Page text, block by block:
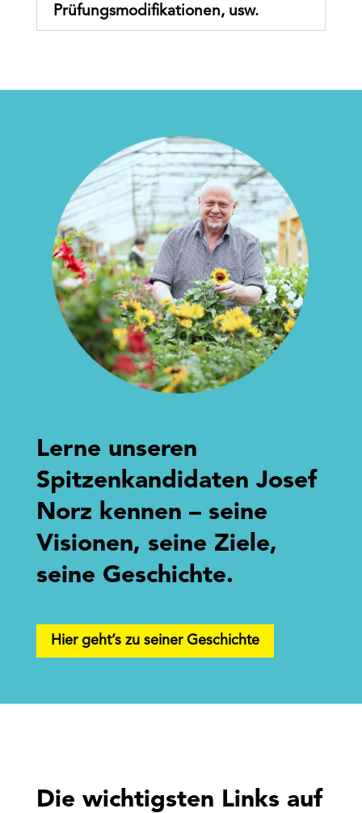
Prüfungsmodiﬁkationen, usw.
Lerne unseren
Spitzenkandidaten Josef
Norz kennen – seine
Visionen, seine Ziele,
seine Geschichte.
Hier geht’s zu seiner Geschichte
Die wichtigsten Links auf